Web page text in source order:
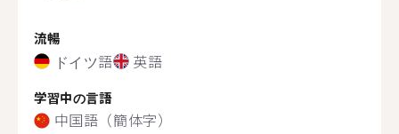
流暢
ドイツ語 英語
学習中の言語
中国語（簡体字）